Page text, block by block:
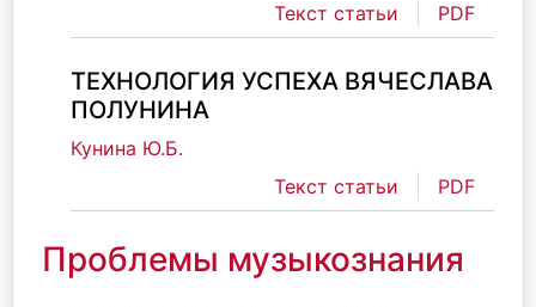
Текст статьи
PDF
ТЕХНОЛОГИЯ УСПЕХА ВЯЧЕСЛАВА
ПОЛУНИНА
Кунина Ю.Б.
Текст статьи
PDF
Проблемы музыкознания